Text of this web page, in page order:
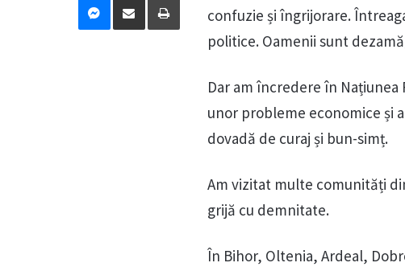
confuzie și îngrijorare.
politice. Oamenii sunt
Dar am încredere în
unor probleme economice și
dovadă de curaj și bun-simț.
Am vizitat multe comunități
grijă cu demnitate.
În Bihor, Oltenia, Ardeal,